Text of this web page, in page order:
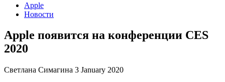
Apple
Новости
Apple появится на конференции CES
2020
Светлана Симагина 3 January 2020